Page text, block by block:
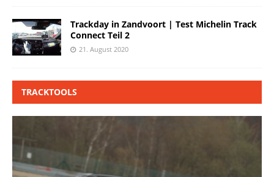
Trackday in Zandvoort | Test Michelin Track
Connect Teil 2
21. August 2020
TRACKTOOLS